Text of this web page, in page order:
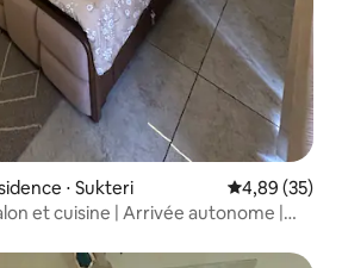
⋅ Sukteri Évaluation
4,89 (35)
et cuisine | Arrivée autonome |